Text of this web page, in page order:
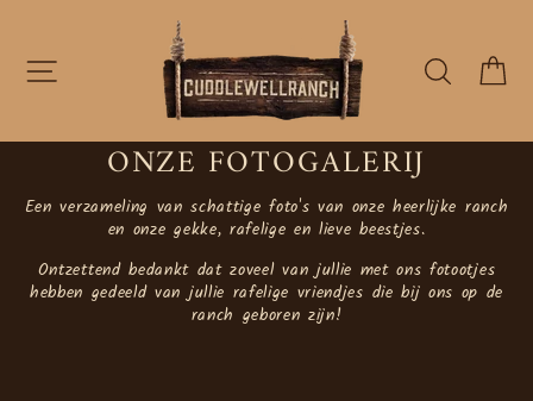
artikel
NAVIGATIE
ONZE FOTOGALERIJ
Een verzameling van schattige foto's van onze heerlijke ranch
en onze gekke, rafelige en lieve beestjes.
Ontzettend bedankt dat zoveel van jullie met ons fotootjes
hebben gedeeld van jullie rafelige vriendjes die bij ons op de
ranch geboren zijn!